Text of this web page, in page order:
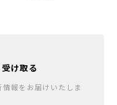
け取る
報をお届けいたしま